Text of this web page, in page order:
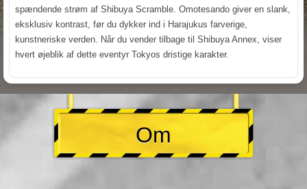
spændende strøm af Shibuya Scramble. Omotesando giver en slank,
eksklusiv kontrast, før du dykker ind i Harajukus farverige,
kunstneriske verden. Når du vender tilbage til Shibuya Annex, viser
hvert øjeblik af dette eventyr Tokyos dristige karakter.
Om